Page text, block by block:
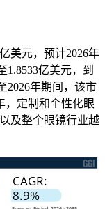
美元，预计2026年
1.8533亿美元，到
2026年期间，该市
，定制和个性化眼
及整个眼镜行业越